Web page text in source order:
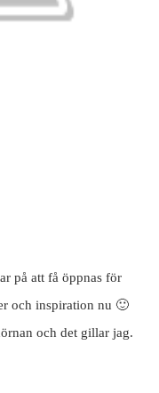
på att få öppnas för
och inspiration nu 🙂
och det gillar jag.